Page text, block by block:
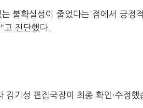
불확실성이 줄었다는 점에서 긍정
진단했다.
기성 편집국장이 최종 확인·수정했